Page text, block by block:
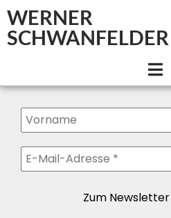
WERNER
SCHWANFELDER